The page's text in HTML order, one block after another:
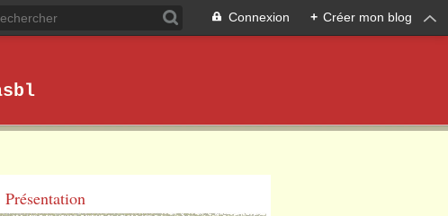
Connexion + Créer mon blog
Présentation